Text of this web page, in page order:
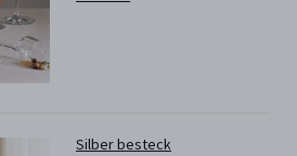
Silber besteck